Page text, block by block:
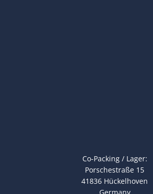
Co-Packing / Lager:
Porschestraße 15
41836 Hückelhoven